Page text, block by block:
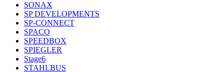
SONAX
SP DEVELOPMENTS
SP-CONNECT
SPACO
SPEEDBOX
SPIEGLER
Stage6
STAHLBUS